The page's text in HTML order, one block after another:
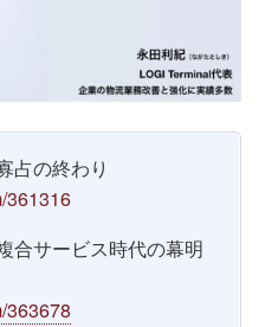
占の終わり
361316
合サービス時代の幕明
363678